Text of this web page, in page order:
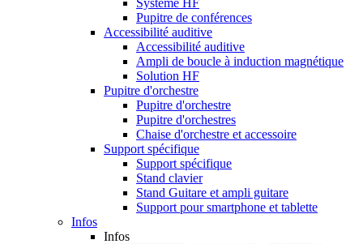
Système HF
Pupitre de conférences
Accessibilité auditive
Accessibilité auditive
Ampli de boucle à induction magnétique
Solution HF
Pupitre d'orchestre
Pupitre d'orchestre
Pupitre d'orchestres
Chaise d'orchestre et accessoire
Support spécifique
Support spécifique
Stand clavier
Stand Guitare et ampli guitare
Support pour smartphone et tablette
Infos
Infos